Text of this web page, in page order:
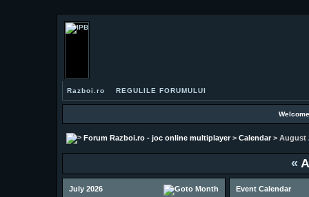
Razboi.ro REGULILE FORUMULUI
Forum Razboi.ro - joc online multiplayer> Calendar> August
«
July 2026 Event Calendar